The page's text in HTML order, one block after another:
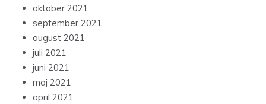
oktober 2021
september 2021
august 2021
juli 2021
juni 2021
maj 2021
april 2021